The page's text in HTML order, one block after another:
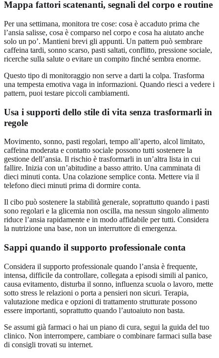
Mappa fattori scatenanti, segnali del corpo e routine
Per una settimana, monitora tre cose: cosa è accaduto prima che
l’ansia salisse, cosa è comparso nel corpo e cosa ha aiutato anche
solo un po’. Mantieni brevi gli appunti. Un pattern può sembrare
caffeina tardi, sonno scarso, pasti saltati, conflitto, pressione sociale,
ricerche sulla salute o evitare un compito finché sembra enorme.
Questo tipo di monitoraggio non serve a darti la colpa. Trasforma
una tempesta emotiva vaga in informazioni. Quando riesci a vedere i
pattern, puoi testare piccoli cambiamenti.
Usa i supporti dello stile di vita senza trasformarli in
regole
Movimento, sonno, pasti regolari, tempo all’aperto, alcol limitato,
caffeina moderata e contatto sociale possono tutti sostenere la
gestione dell’ansia. Il rischio è trasformarli in un’altra lista in cui
fallire. Inizia con un’abitudine a basso attrito. Una camminata di
dieci minuti conta. Una colazione semplice conta. Mettere via il
telefono dieci minuti prima di dormire conta.
Il cibo può sostenere la stabilità generale, soprattutto quando i pasti
sono regolari e la glicemia non oscilla, ma nessun singolo alimento
riduce l’ansia rapidamente e in modo affidabile per tutti. Considera
la nutrizione una base, non un interruttore di emergenza.
Sappi quando il supporto professionale conta
Considera il supporto professionale quando l’ansia è frequente,
intensa, difficile da controllare, collegata a episodi simili al panico,
causa evitamento, disturba il sonno, influenza scuola o lavoro, mette
sotto stress le relazioni o porta a pensieri non sicuri. Terapia,
valutazione medica e opzioni di trattamento strutturate possono
essere importanti, soprattutto quando l’autoaiuto non basta.
Se assumi già farmaci o hai un piano di cura, segui la guida del tuo
clinico. Non interrompere, cambiare o combinare farmaci sulla base
di consigli trovati su internet.